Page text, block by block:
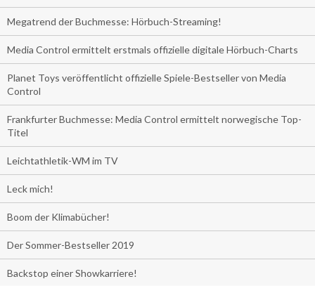
Megatrend der Buchmesse: Hörbuch-Streaming!
Media Control ermittelt erstmals offizielle digitale Hörbuch-Charts
Planet Toys veröffentlicht offizielle Spiele-Bestseller von Media
Control
Frankfurter Buchmesse: Media Control ermittelt norwegische Top-
Titel
Leichtathletik-WM im TV
Leck mich!
Boom der Klimabücher!
Der Sommer-Bestseller 2019
Backstop einer Showkarriere!